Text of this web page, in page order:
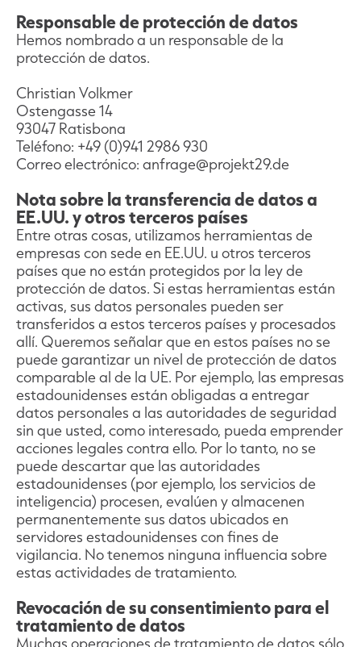
Responsable de protección de datos
Hemos nombrado a un responsable de la
protección de datos.
Christian Volkmer
Ostengasse 14
93047 Ratisbona
Teléfono: +49 (0)941 2986 930
Correo electrónico: anfrage@projekt29.de
Nota sobre la transferencia de datos a
EE.UU. y otros terceros países
Entre otras cosas, utilizamos herramientas de
empresas con sede en EE.UU. u otros terceros
países que no están protegidos por la ley de
protección de datos. Si estas herramientas están
activas, sus datos personales pueden ser
transferidos a estos terceros países y procesados
allí. Queremos señalar que en estos países no se
puede garantizar un nivel de protección de datos
comparable al de la UE. Por ejemplo, las empresas
estadounidenses están obligadas a entregar
datos personales a las autoridades de seguridad
sin que usted, como interesado, pueda emprender
acciones legales contra ello. Por lo tanto, no se
puede descartar que las autoridades
estadounidenses (por ejemplo, los servicios de
inteligencia) procesen, evalúen y almacenen
permanentemente sus datos ubicados en
servidores estadounidenses con fines de
vigilancia. No tenemos ninguna influencia sobre
estas actividades de tratamiento.
Revocación de su consentimiento para el
tratamiento de datos
Muchas operaciones de tratamiento de datos sólo